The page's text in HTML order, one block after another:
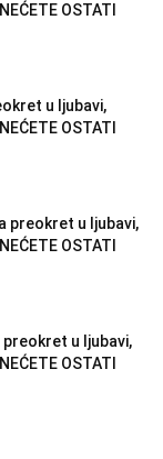
OSTATI
u ljubavi,
OSTATI
preokret u ljubavi,
OSTATI
preokret u ljubavi,
OSTATI